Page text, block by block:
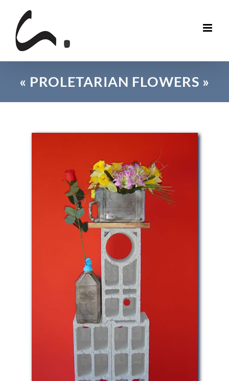
content
« PROLETARIAN FLOWERS »